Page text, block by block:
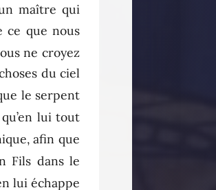
maître qui
ce que nous
ne croyez
du ciel
le serpent
lui tout
afin que
Fils dans le
lui échappe